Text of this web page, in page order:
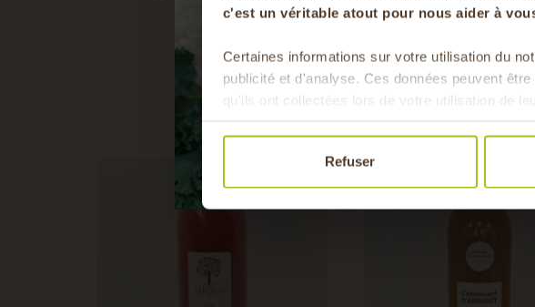
c'est un véritable atout pour nous aider à
Certaines informations sur votre utilisation du
publicité et d'analyse. Ces données peuvent
qu'ils ont collectées lors de votre utilisation de
Refuser
Vous